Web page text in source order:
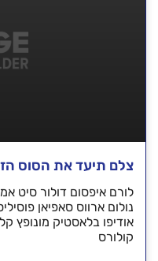
צלם תיעד את הסוס
לורם איפסום דולור סיט
נולום ארווס סאפיאן
אודיפו בלאסטיק מונופץ
קולורס